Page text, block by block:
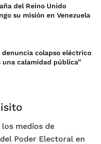
del Reino Unido
su misión en Venezuela
denuncia colapso eléctrico
una calamidad pública”
medios de
Poder Electoral en